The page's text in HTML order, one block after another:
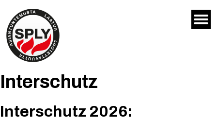
sisältöön
Interschutz
Interschutz 2026: